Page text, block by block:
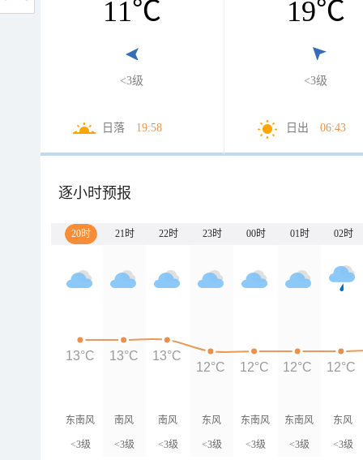
11℃
<3级
日落 19:58
19℃
<3级
日出 06:43
逐小时预报
20时 21时 22时 23时 00时 01时 02时
东南风
<3级
南风
<3级
南风
<3级
东风
<3级
东南风
<3级
东南风
<3级
东风
<3级
13°C 13°C
13°C
12°C
12°C 12°C 12°C